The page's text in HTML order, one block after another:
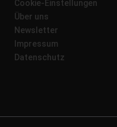
Cookie-Einstellungen
Über uns
Newsletter
Impressum
Datenschutz